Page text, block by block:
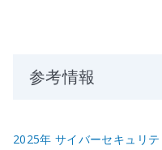
参考情報
2025年 サイバーセキュリ